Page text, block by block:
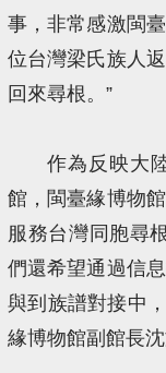
事，非常感激閩
位台灣梁氏族人
回來尋根。”
作為反映大
館，閩臺緣博物
服務台灣同胞尋
們還希望通過信
與到族譜對接中
緣博物館副館長